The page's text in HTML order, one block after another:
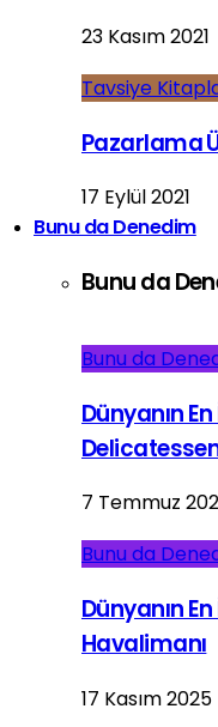
23 Kasım 2021
Tavsiye
Pazarlama
17 Eylül 2021
Bunu da Denedim
Bunu da
Bunu da
Dünyanın
7 Temmuz
Bunu da
Dünyanın
Havalimanı
17 Kasım 2025